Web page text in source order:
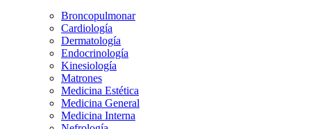
Broncopulmonar
Cardiología
Dermatología
Endocrinología
Kinesiología
Matrones
Medicina Estética
Medicina General
Medicina Interna